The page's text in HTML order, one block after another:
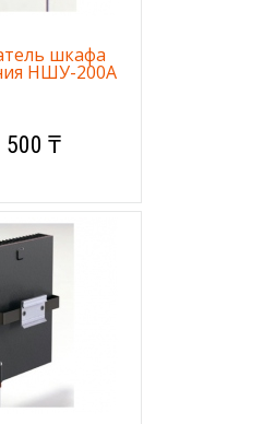
шкафа
НШУ-200А
500 ₸